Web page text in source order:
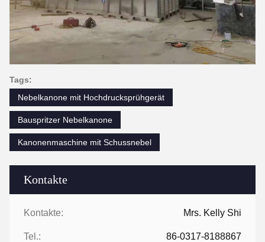
Kontakte
Kontakte: Mrs. Kelly Shi
Tel.: 86-0317-8188867
Tags:
Nebelkanone mit Hochdrucksprühgerät
Bauspritzer Nebelkanone
Kanonenmaschine mit Schussnebel